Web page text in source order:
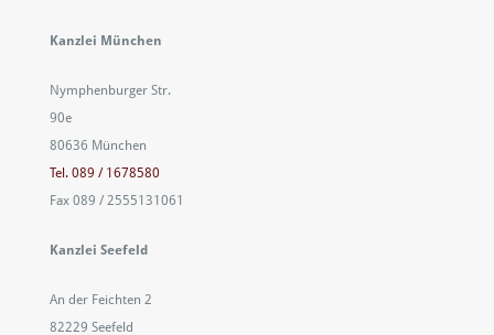
Kanzlei München
Nymphenburger Str.
90e
80636 München
Tel. 089 / 1678580
Fax 089 / 2555131061
Kanzlei Seefeld
An der Feichten 2
82229 Seefeld